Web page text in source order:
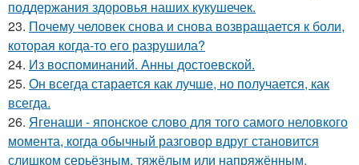
поддержания здоровья наших кукушечек.
23. Почему человек снова и снова возвращается к боли,
которая когда-то его разрушила?
24. Из воспоминаний. Анны достоевской.
25. Он всегда старается как лучше, но получается, как
всегда.
26. Ягенаши - японское слово для того самого неловкого
момента, когда обычный разговор вдруг становится
слишком серьёзным, тяжёлым или напряжённым.